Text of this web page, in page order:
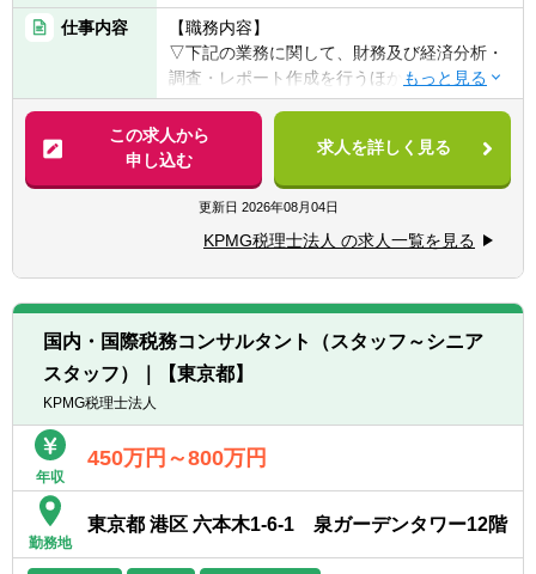
験が10年以上ある方
▽具体的には、下記いずれかの要件に当ては
まる方
1. 中堅以上の日系企業 もしくは グローバ
ル企業における財務、会計、税務、経営企画
等のご経験者
2. 金融機関等で投資銀行部門、コーポ―レー
トファイナンス部門等のご経験者
3. 日系企業およびグローバル企業において、
移転価格に関わる業務に携わった経験がある
に関わる業務に携わった経験がある方
5. 移転価格税制に興味があり、英語力と資格
（会計士・税理士・USCPA等）を活かして働
きたい方
上）をお持ちの方
※母国語が日本語でない場合、ビジネスレベ
ルの日本語能力がある方（目安：日本語能力
試験1級）
仕事内容
【職務内容】
▽下記の業務に関して、財務及び経済分析・
調査・レポート作成を行うほか、パートナー
の指揮の下でマネージャー職としてプロジェ
クトマネジメント、クライアントとの折衝お
よびシニアスタッフ以下の指導・教育を行っ
ていただきます。
【具体的には】
■移転価格税制への対応を中心としたアドバ
イザリーサービス
■グローバルタックスマネジメントに関わる
アドバイザリーサービス
■国際税務マネジメント・タックスプランニ
ングに関わるアドバイザリー
※経験・技術・ポテンシャルにより、最終的
に職務内容詳細を決定します。
この求人から
申し込む
求人を詳しく見る
更新日 2026年08月04日
KPMG税理士法人 の求人一覧を見る
国内・国際税務コンサルタント（スタッフ～シニア
スタッフ）｜【東京都】
KPMG税理士法人
年収
450万円～800万円
勤務地
東京都 港区 六本木1-6-1 泉ガーデンタワー12階